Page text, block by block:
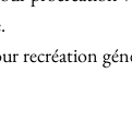
recréation